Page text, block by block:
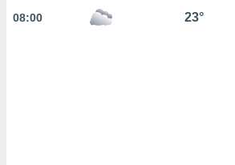
08:00 23°